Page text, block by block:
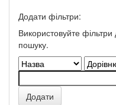
Додати фільтри:
Використовуйте фільтри
пошуку.